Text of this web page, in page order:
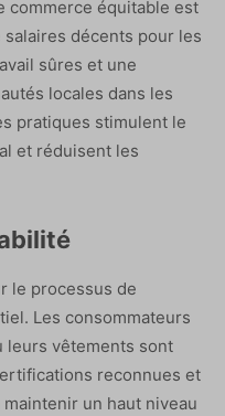
commerce équitable est
décents pour les
sûres et une
locales dans les
pratiques stimulent le
et réduisent les
le processus de
Les consommateurs
leurs vêtements sont
reconnues et
un haut niveau